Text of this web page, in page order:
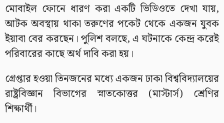
মোবাইল ফোনে ধারণ করা একটি ভিডিওতে দেখা যায়,
আটক অবস্থায় থাকা তরুণের পকেট থেকে একজন যুবক
ইয়াবা বের করছেন। পুলিশ বলছে, এ ঘটনাকে কেন্দ্র করেই
পরিবারের কাছে অর্থ দাবি করা হয়।
গ্রেপ্তার হওয়া তিনজনের মধ্যে একজন ঢাকা বিশ্ববিদ্যালয়ের
রাষ্ট্রবিজ্ঞান বিভাগের স্নাতকোত্তর (মাস্টার্স) শ্রেণির
শিক্ষার্থী।